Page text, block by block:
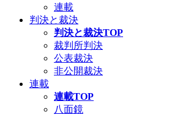
連載
判決と裁決
判決と裁決TOP
裁判所判決
公表裁決
非公開裁決
連載
連載TOP
八面鏡